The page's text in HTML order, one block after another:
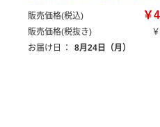
販売価格(税込) ￥
販売価格(税抜き)
お届け日
： 8月24日（月）